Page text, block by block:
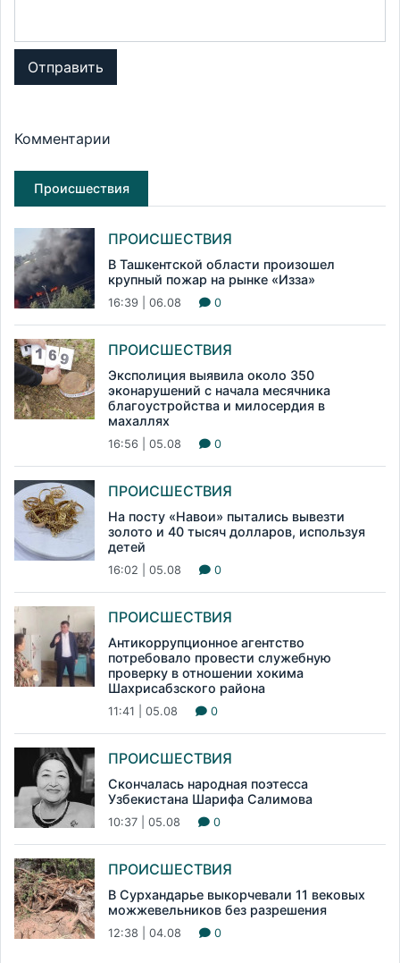
Отправить
Комментарии
Происшествия
ПРОИСШЕСТВИЯ
В Ташкентской области произошел
крупный пожар на рынке «Изза»
16:39 | 06.08 0
ПРОИСШЕСТВИЯ
Эксполиция выявила около 350
эконарушений с начала месячника
благоустройства и милосердия в
махаллях
16:56 | 05.08 0
ПРОИСШЕСТВИЯ
На посту «Навои» пытались вывезти
золото и 40 тысяч долларов, используя
детей
16:02 | 05.08 0
ПРОИСШЕСТВИЯ
Антикоррупционное агентство
потребовало провести служебную
проверку в отношении хокима
Шахрисабзского района
11:41 | 05.08 0
ПРОИСШЕСТВИЯ
Скончалась народная поэтесса
Узбекистана Шарифа Салимова
10:37 | 05.08 0
ПРОИСШЕСТВИЯ
В Сурхандарье выкорчевали 11 вековых
можжевельников без разрешения
12:38 | 04.08 0